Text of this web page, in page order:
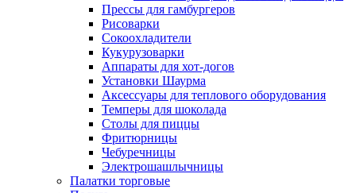
Прессы для гамбургеров
Рисоварки
Сокоохладители
Кукурузоварки
Аппараты для хот-догов
Установки Шаурма
Аксессуары для теплового оборудования
Темперы для шоколада
Столы для пиццы
Фритюрницы
Чебуречницы
Электрошашлычницы
Палатки торговые